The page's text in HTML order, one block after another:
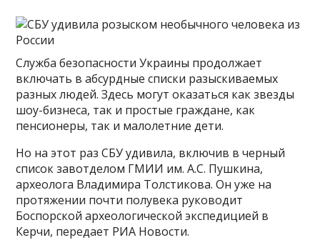
Служба безопасности Украины продолжает
включать в абсурдные списки разыскиваемых
разных людей. Здесь могут оказаться как звезды
шоу-бизнеса, так и простые граждане, как
пенсионеры, так и малолетние дети.
Но на этот раз СБУ удивила, включив в черный
список завотделом ГМИИ им. А.С. Пушкина,
археолога Владимира Толстикова. Он уже на
протяжении почти полувека руководит
Боспорской археологической экспедицией в
Керчи, передает РИА Новости.